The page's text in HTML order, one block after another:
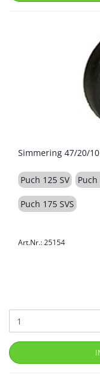
Simmering 47/20/
Puch 125 SV Puch
Puch 175 SVS
Art.Nr.: 25154